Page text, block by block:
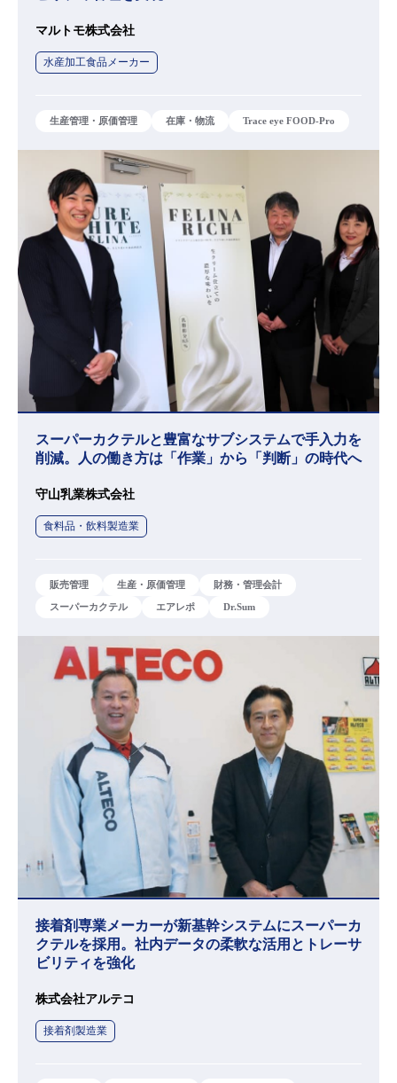
マルトモ株式会社
水産加工食品メーカー
生産管理・原価管理 在庫・物流 Trace eye FOOD-Pro
スーパーカクテルと豊富なサブシステムで手入力を
削減。人の働き方は「作業」から「判断」の時代へ
守山乳業株式会社
食料品・飲料製造業
販売管理 生産・原価管理 財務・管理会計
スーパーカクテル エアレポ Dr.Sum
接着剤専業メーカーが新基幹システムにスーパーカ
クテルを採用。社内データの柔軟な活用とトレーサ
ビリティを強化
株式会社アルテコ
接着剤製造業